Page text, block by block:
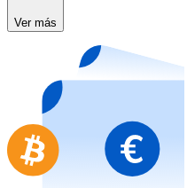
Compra tarjetas
Ir a la tienda de
Ver más